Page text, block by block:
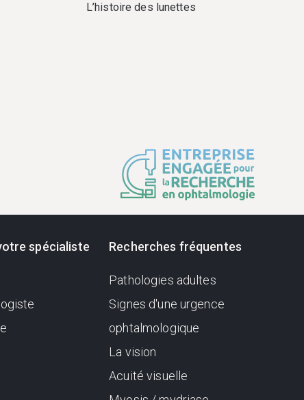
L’histoire des lunettes
spécialiste Recherches fréquentes
Pathologies adultes
Signes d'une urgence
ophtalmologique
La vision
Acuité visuelle